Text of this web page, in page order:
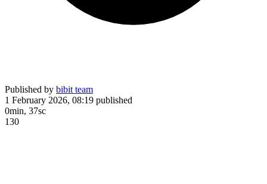
Published by bibit team
1 February 2026, 08:19 published
0min, 37sc
130